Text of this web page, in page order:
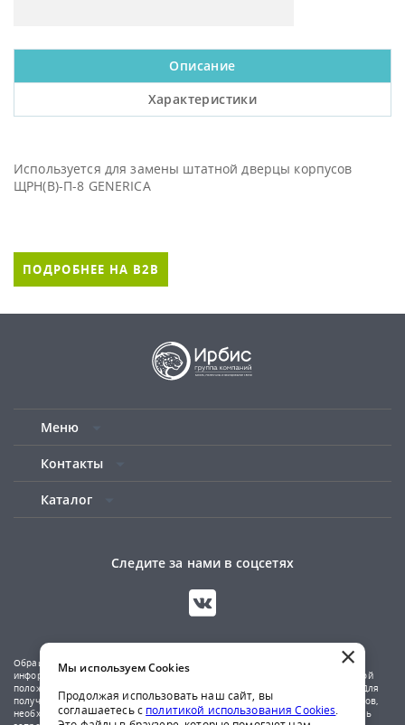
Описание
Характеристики
Используется для замены штатной дверцы корпусов
ЩРН(В)-П-8 GENERICA
ПОДРОБНЕЕ НА B2B
Меню
Контакты
Каталог
Следите за нами в соцсетях
Обращаем ваше внимание на то, что данный сайт носит исключительно
информационный характер и не является публичной офертой, определяемой
положениями Статьи 437(2) Гражданского кодекса Российской Федерации. Для
получения подробной информации о наличии и стоимости указанных товаров,
необходимо обратиться к менеджерам компании по телефону или отправить
×
Мы используем Cookies
Продолжая использовать наш сайт, вы
соглашаетесь с политикой использования Cookies.